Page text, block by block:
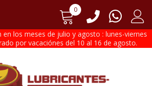
0
en los meses de julio y agosto : lunes-viernes
por vacaciónes del 10 al 16 de agosto.